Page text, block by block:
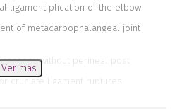
ligament plication of the elbow
of metacarpophalangeal joint
without perineal post
cruciate ligament ruptures
Ver más